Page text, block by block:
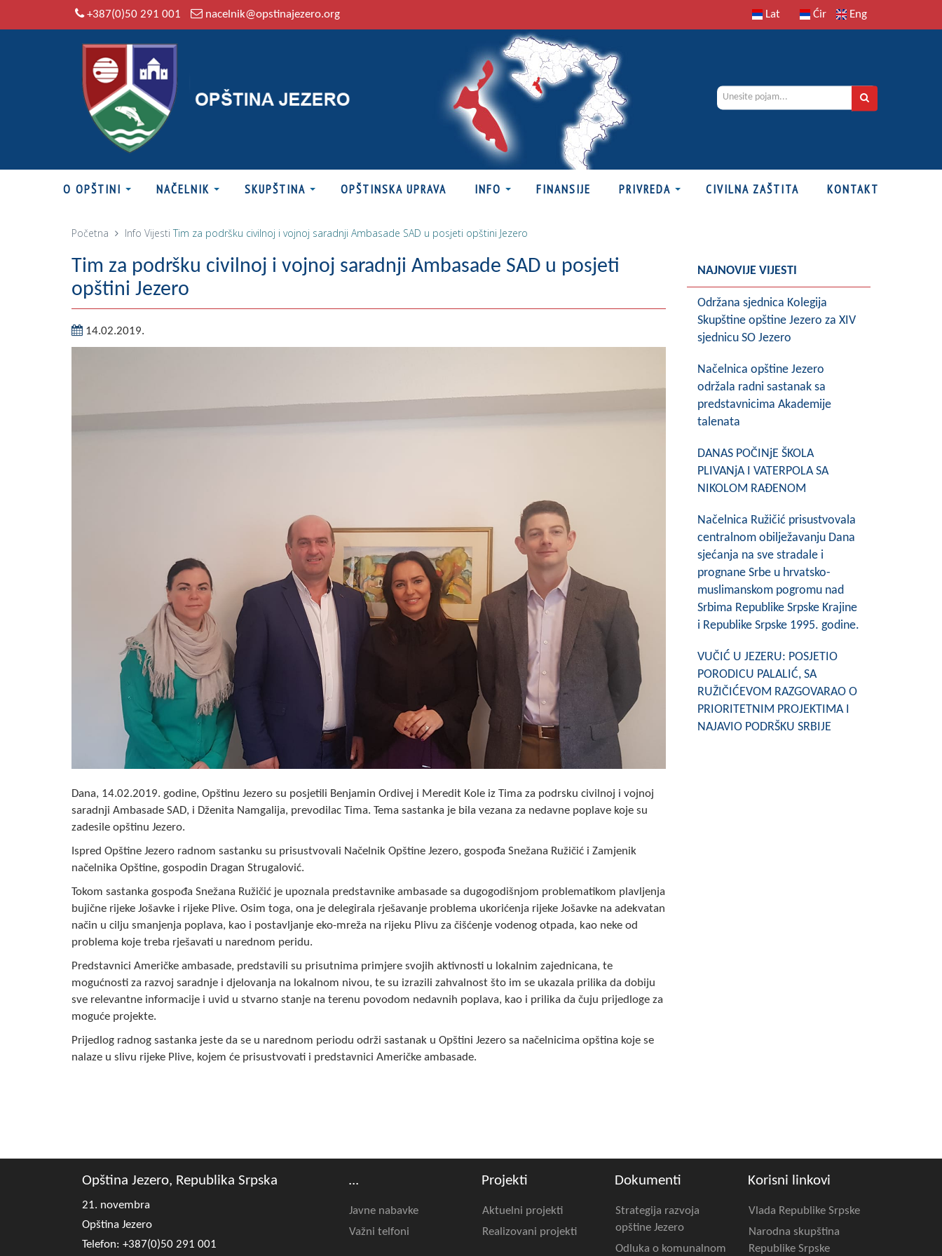
+387(0)50 291 001 nacelnik@opstinajezero.org Lat Ćir Eng
O OPŠTINI NAČELNIK SKUPŠTINA OPŠTINSKA UPRAVA INFO FINANSIJE PRIVREDA CIVILNA ZAŠTITA KONTAKT
Početna Info Vijesti Tim za podršku civilnoj i vojnoj saradnji Ambasade SAD u posjeti opštini Jezero
Tim za podršku civilnoj i vojnoj saradnji Ambasade SAD u posjeti
opštini Jezero
14.02.2019.
Dana, 14.02.2019. godine, Opštinu Jezero su posjetili Benjamin Ordivej i Meredit Kole iz Tima za podrsku civilnoj i vojnoj
saradnji Ambasade SAD, i Dženita Namgalija, prevodilac Tima. Tema sastanka je bila vezana za nedavne poplave koje su
zadesile opštinu Jezero.
Ispred Opštine Jezero radnom sastanku su prisustvovali Načelnik Opštine Jezero, gospođa Snežana Ružičić i Zamjenik
načelnika Opštine, gospodin Dragan Strugalović.
Tokom sastanka gospođa Snežana Ružičić je upoznala predstavnike ambasade sa dugogodišnjom problematikom plavljenja
bujične rijeke Jošavke i rijeke Plive. Osim toga, ona je delegirala rješavanje problema ukorićenja rijeke Jošavke na adekvatan
način u cilju smanjenja poplava, kao i postavljanje eko-mreža na rijeku Plivu za čišćenje vodenog otpada, kao neke od
problema koje treba rješavati u narednom peridu.
Predstavnici Američke ambasade, predstavili su prisutnima primjere svojih aktivnosti u lokalnim zajednicana, te
mogućnosti za razvoj saradnje i djelovanja na lokalnom nivou, te su izrazili zahvalnost što im se ukazala prilika da dobiju
sve relevantne informacije i uvid u stvarno stanje na terenu povodom nedavnih poplava, kao i prilika da čuju prijedloge za
moguće projekte.
Prijedlog radnog sastanka jeste da se u narednom periodu održi sastanak u Opštini Jezero sa načelnicima opština koje se
nalaze u slivu rijeke Plive, kojem će prisustvovati i predstavnici Američke ambasade.
NAJNOVIJE VIJESTI
Održana sjednica Kolegija
Skupštine opštine Jezero za XIV
sjednicu SO Jezero
Načelnica opštine Jezero
održala radni sastanak sa
predstavnicima Akademije
talenata
DANAS POČINjE ŠKOLA
PLIVANjA I VATERPOLA SA
NIKOLOM RAĐENOM
Načelnica Ružičić prisustvovala
centralnom obilježavanju Dana
sjećanja na sve stradale i
prognane Srbe u hrvatsko-
muslimanskom pogromu nad
Srbima Republike Srpske Krajine
i Republike Srpske 1995. godine.
VUČIĆ U JEZERU: POSJETIO
PORODICU PALALIĆ, SA
RUŽIČIĆEVOM RAZGOVARAO O
PRIORITETNIM PROJEKTIMA I
NAJAVIO PODRŠKU SRBIJE
Opština Jezero, Republika Srpska
21. novembra
Opština Jezero
Telefon: +387(0)50 291 001
...
Javne nabavke
Važni telfoni
Projekti
Aktuelni projekti
Realizovani projekti
Dokumenti
Strategija razvoja
opštine Jezero
Odluka o komunalnom
Korisni linkovi
Vlada Republike Srpske
Narodna skupština
Republike Srpske